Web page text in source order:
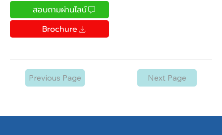
สอบถามผ่านไลน์
Brochure
Previous Page Next Page